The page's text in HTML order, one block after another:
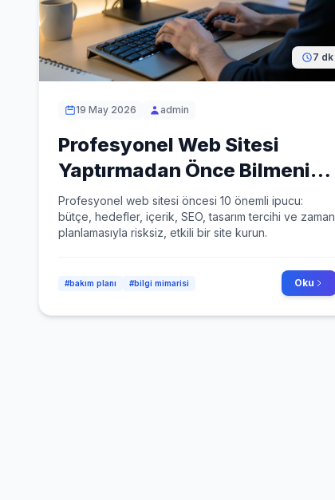
7 dk
19 May 2026 admin
Profesyonel Web Sitesi
Yaptırmadan Önce Bilmeniz
Gereken 10 Şey
Profesyonel web sitesi öncesi 10 önemli ipucu:
bütçe, hedefler, içerik, SEO, tasarım tercihi ve zaman
planlamasıyla risksiz, etkili bir site kurun.
#bakım planı #bilgi mimarisi Oku